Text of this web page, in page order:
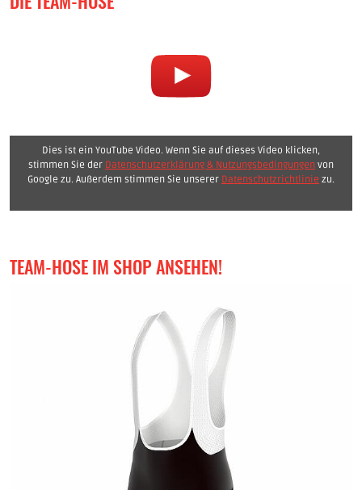
Dies ist ein YouTube Video. Wenn Sie auf dieses Video klicken,
stimmen Sie der Datenschutzerklärung & Nutzungsbedingungen von
Google zu. Außerdem stimmen Sie unserer Datenschutzrichtlinie zu.
TEAM-HOSE IM SHOP ANSEHEN!